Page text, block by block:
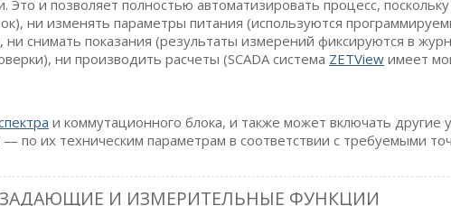
и позволяет полностью автоматизировать процесс,
ни изменять параметры питания (используются
снимать показания (результаты измерений фиксируются в
ни производить расчеты (SCADA система ZETView имеет
и коммутационного блока, и также может включать другие
по их техническим параметрам в соответствии с требуемыми
ЗАДАЮЩИЕ И ИЗМЕРИТЕЛЬНЫЕ ФУНКЦИИ